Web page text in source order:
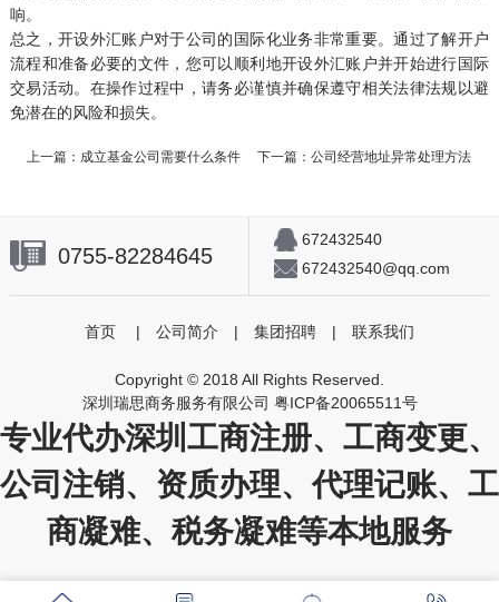
响。
总之，开设外汇账户对于公司的国际化业务非常重要。通过了解开户
流程和准备必要的文件，您可以顺利地开设外汇账户并开始进行国际
交易活动。在操作过程中，请务必谨慎并确保遵守相关法律法规以避
免潜在的风险和损失。
上一篇： 成立基金公司需要什么条件 下一篇：公司经营地址异常处理方法
0755-82284645
672432540
672432540@qq.com
首页 | 公司简介 | 集团招聘 | 联系我们
Copyright © 2018 All Rights Reserved.
深圳瑞思商务服务有限公司 粤ICP备20065511号
专业代办深圳工商注册、工商变更、
公司注销、资质办理、代理记账、工
商凝难、税务凝难等本地服务